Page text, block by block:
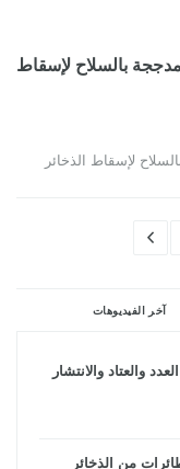
بالسلاح لإسقاط
لإسقاط الذخائر
آخر الفيديوهات
والعتاد والانتشار
من الذخائر